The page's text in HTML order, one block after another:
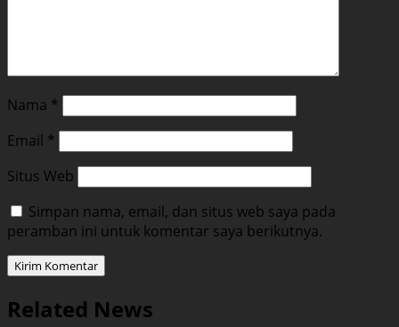
Nama *
Email *
Situs Web
Simpan nama, email, dan situs web saya pada
peramban ini untuk komentar saya berikutnya.
Related News